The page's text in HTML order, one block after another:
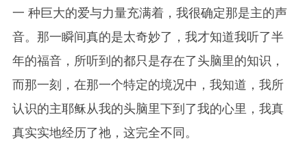
一 种巨大的爱与力量充满着，我很确定那是主的声
音。那一瞬间真的是太奇妙了，我才知道我听了半
年的福音，所听到的都只是存在了头脑里的知识，
而那一刻，在那一个特定的境况中，我知道，我所
认识的主耶稣从我的头脑里下到了我的心里，我真
真实实地经历了祂，这完全不同。